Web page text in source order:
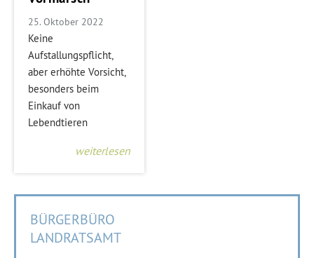
25. Oktober 2022
Keine
Aufstallungspflicht,
aber erhöhte Vorsicht,
besonders beim
Einkauf von
Lebendtieren
weiterlesen
BÜRGERBÜRO
LANDRATSAMT